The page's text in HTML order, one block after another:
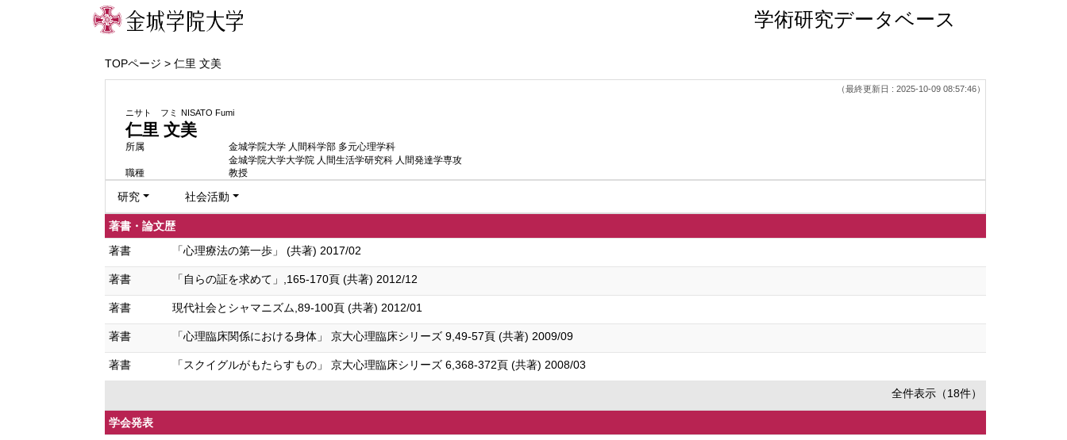
学術研究データベース
TOPページ > 仁里 文美
（最終更新日 : 2025-10-09 08:57:46）
ニサト フミ NISATO Fumi
仁里 文美
所属
金城学院大学 人間科学部 多元心理学科
金城学院大学大学院 人間生活学研究科 人間発達学専攻
職種
教授
研究 社会活動
著書・論文歴
著書
「心理療法の第一歩」 (共著) 2017/02
著書 「自らの証を求めて」,165-170頁 (共著) 2012/12
著書 現代社会とシャマニズム,89-100頁 (共著) 2012/01
著書 「心理臨床関係における身体」 京大心理臨床シリーズ 9,49-57頁 (共著) 2009/09
著書 「スクイグルがもたらすもの」 京大心理臨床シリーズ 6,368-372頁 (共著) 2008/03
全件表示（18件）
学会発表